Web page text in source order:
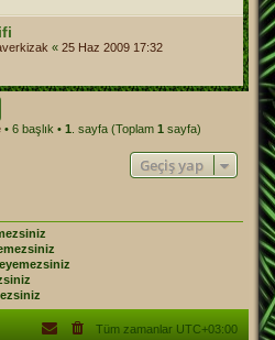
« 25 Haz 2009 17:32
• 6 başlık • 1 . sayfa (Toplam 1 sayfa)
Geçiş yap
Tüm zamanlar UTC+03:00